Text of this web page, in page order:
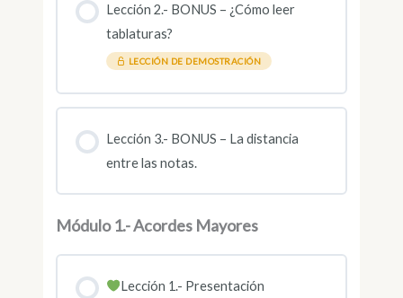
Lección 2.- BONUS – ¿Cómo leer
tablaturas?
LECCIÓN DE DEMOSTRACIÓN
Lección 3.- BONUS – La distancia
entre las notas.
Módulo 1.- Acordes Mayores
Lección 1.- Presentación